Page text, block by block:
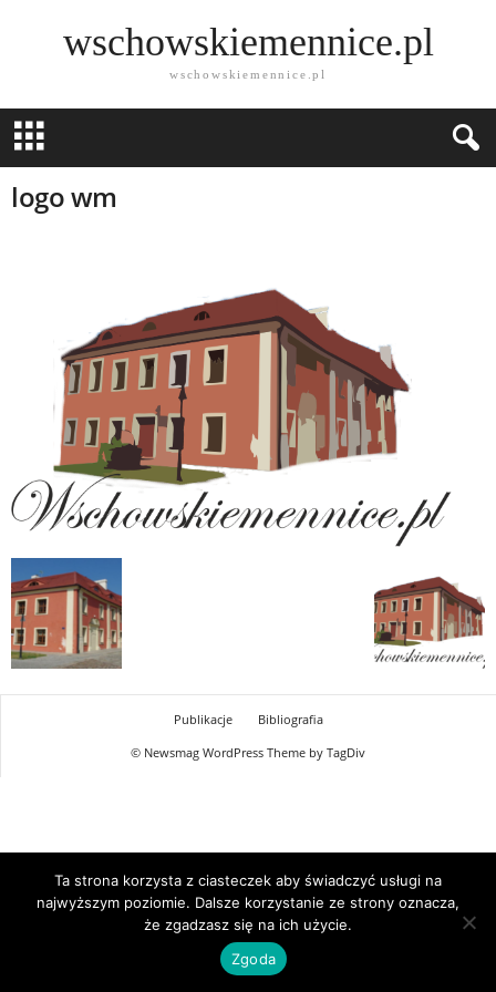
wschowskiemennice.pl
wschowskiemennice.pl
logo wm
Publikacje
Bibliografia
© Newsmag WordPress Theme by TagDiv
Ta strona korzysta z ciasteczek aby świadczyć usługi na
najwyższym poziomie. Dalsze korzystanie ze strony oznacza,
że zgadzasz się na ich użycie.
Zgoda